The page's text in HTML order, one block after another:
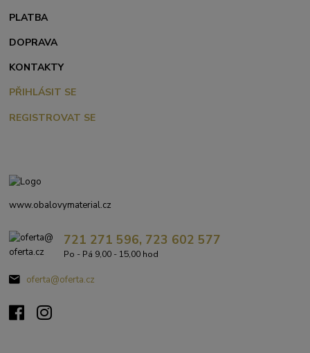
PLATBA
DOPRAVA
KONTAKTY
PŘIHLÁSIT SE
REGISTROVAT SE
www.obalovymaterial.cz
721 271 596, 723 602 577
Po - Pá 9,00 - 15,00 hod
oferta@oferta.cz